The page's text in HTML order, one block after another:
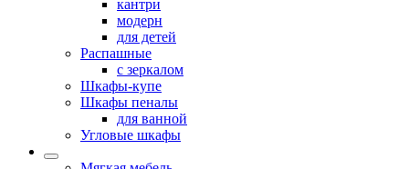
кантри
модерн
для детей
Распашные
с зеркалом
Шкафы-купе
Шкафы пеналы
для ванной
Угловые шкафы